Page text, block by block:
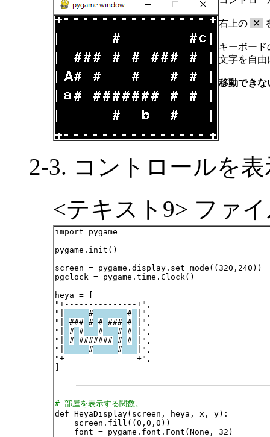
右上の ✕
キーボー
文字を自由
移動できな
2-3. コントロールを
<テキスト9> ファ
import pygame
pygame.init()
screen = pygame.display.set_mode((320,240))
pgclock = pygame.time.Clock()
heya = [
"+---------------+",
"|
# #
|",
"|
### # # ### #
|",
"|
# # # # #
|",
"|
# ####### # #
|",
"|
# #
|",
"+---------------+",
# 部屋を表示する関数。
def HeyaDisplay(screen, heya, x, y):
    screen.fill((0,0,0))
    font = pygame.font.Font(None, 32)